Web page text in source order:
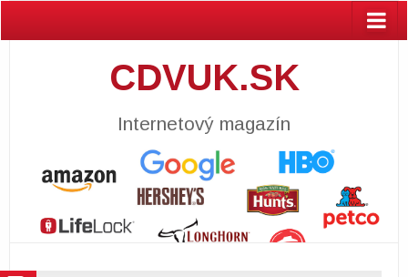
CDVUK.SK
Internetový magazín